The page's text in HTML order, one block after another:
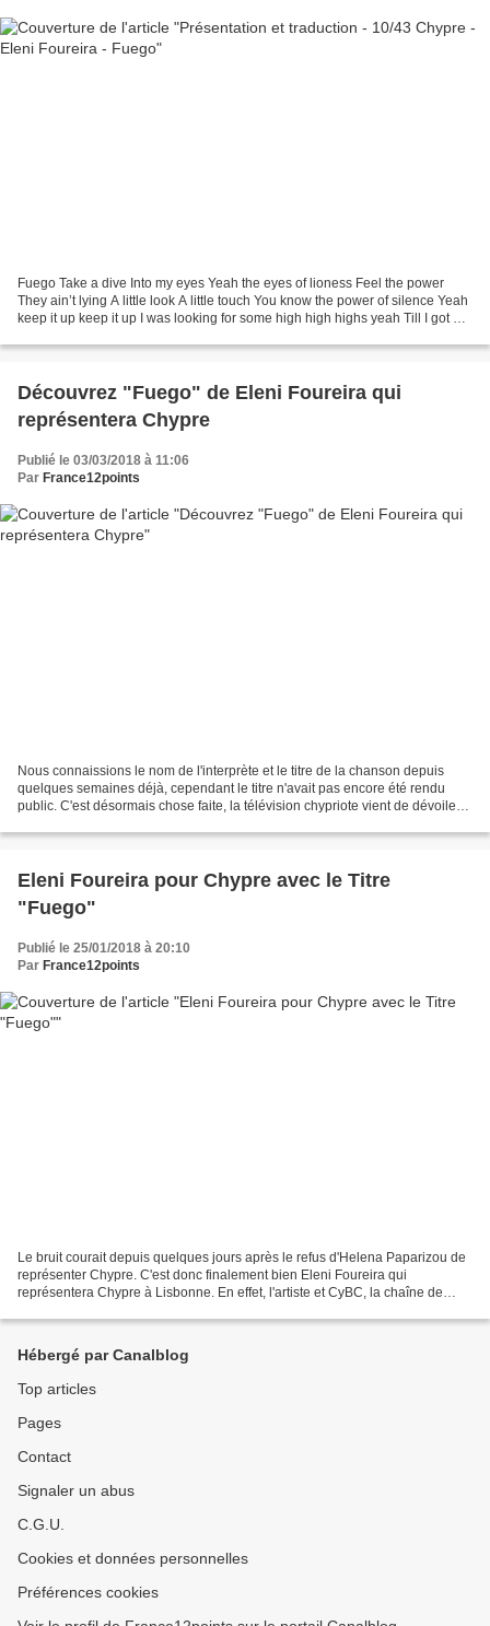
Fuego Take a dive Into my eyes Yeah the eyes of lioness Feel the power
They ain’t lying A little look A little touch You know the power of silence Yeah
keep it up keep it up I was looking for some high high highs yeah Till I got a
Découvrez "Fuego" de Eleni Foureira qui
représentera Chypre
Publié le 03/03/2018 à 11:06
Par France12points
Nous connaissions le nom de l'interprète et le titre de la chanson depuis
quelques semaines déjà, cependant le titre n'avait pas encore été rendu
public. C'est désormais chose faite, la télévision chypriote vient de dévoiler
Eleni Foureira pour Chypre avec le Titre
"Fuego"
Publié le 25/01/2018 à 20:10
Par France12points
Le bruit courait depuis quelques jours après le refus d'Helena Paparizou de
représenter Chypre. C'est donc finalement bien Eleni Foureira qui
représentera Chypre à Lisbonne. En effet, l'artiste et CyBC, la chaîne de
Hébergé par Canalblog
Top articles
Pages
Contact
Signaler un abus
C.G.U.
Cookies et données personnelles
Préférences cookies